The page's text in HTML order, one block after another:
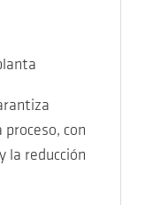
proceso, con
la reducción